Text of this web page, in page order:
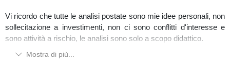
Vi ricordo che tutte le analisi postate sono mie idee personali, non
sollecitazione a investimenti, non ci sono conflitti d'interesse e
sono attività a rischio, le analisi sono solo a scopo didattico.
Mostra di più...